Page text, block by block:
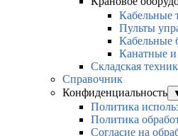
Кабельные
Пульты
Кабельные
Канатные и
Складская
Справочник
Конфиденциальность
Политика
Политика
Согласие на